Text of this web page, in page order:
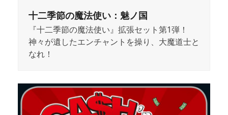
十二季節の魔法使い：魅ノ国
『十二季節の魔法使い』拡張セット第1弾！
神々が遺したエンチャントを操り、大魔道士と
なれ！